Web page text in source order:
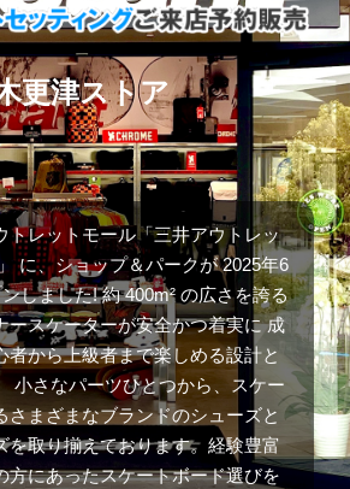
更津ストア
トレットモール「三井アウトレッ
に、ショップ＆パークが 2025年6
しました! 約 400m² の広さを誇る
ースケーターが安全かつ着実に 成
者から上級者まで楽しめる設計と
小さなパーツひとつから、スケー
さまざまなブランドのシューズと
を取り揃えております。経験豊富
方にあったスケートボード選びを